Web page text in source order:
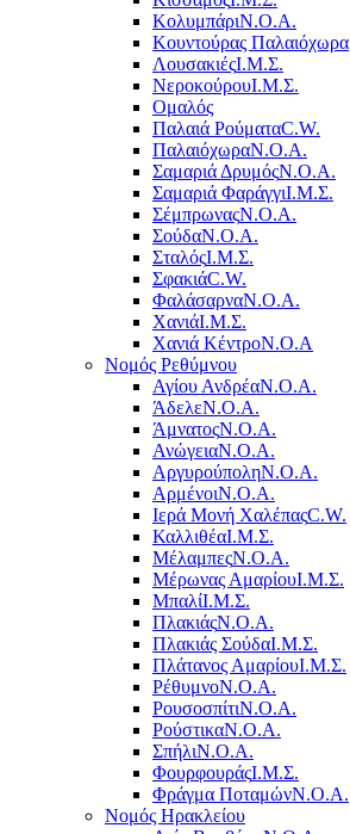
ΚολυμπάριΝ.Ο.Α.
Κουντούρας Παλαιόχωρα
ΛουσακιέςΙ.Μ.Σ.
ΝεροκούρουΙ.Μ.Σ.
Ομαλός
Παλαιά ΡούματαC.W.
ΠαλαιόχωραΝ.Ο.Α.
Σαμαριά ΔρυμόςΝ.Ο.Α.
Σαμαριά ΦαράγγιΙ.Μ.Σ.
ΣέμπρωναςΝ.Ο.Α.
ΣούδαΝ.Ο.Α.
ΣταλόςΙ.Μ.Σ.
ΣφακιάC.W.
ΦαλάσαρναΝ.Ο.Α.
ΧανιάΙ.Μ.Σ.
Χανιά ΚέντροN.O.A
Νομός Ρεθύμνου
Αγίου ΑνδρέαΝ.Ο.Α.
ΆδελεΝ.Ο.Α.
ΆμνατοςΝ.Ο.Α.
ΑνώγειαΝ.Ο.Α.
ΑργυρούποληΝ.Ο.Α.
ΑρμένοιΝ.Ο.Α.
Ιερά Μονή ΧαλέπαςC.W.
ΚαλλιθέαΙ.Μ.Σ.
ΜέλαμπεςΝ.Ο.Α.
Μέρωνας ΑμαρίουΙ.Μ.Σ.
ΜπαλίΙ.Μ.Σ.
ΠλακιάςΝ.Ο.Α.
Πλακιάς ΣούδαΙ.Μ.Σ.
Πλάτανος ΑμαρίουΙ.Μ.Σ.
ΡέθυμνοΝ.Ο.Α.
ΡουσοσπίτιΝ.Ο.Α.
ΡούστικαΝ.Ο.Α.
ΣπήλιΝ.Ο.Α.
ΦουρφουράςΙ.Μ.Σ.
Φράγμα ΠοταμώνΝ.Ο.Α.
Νομός Ηρακλείου